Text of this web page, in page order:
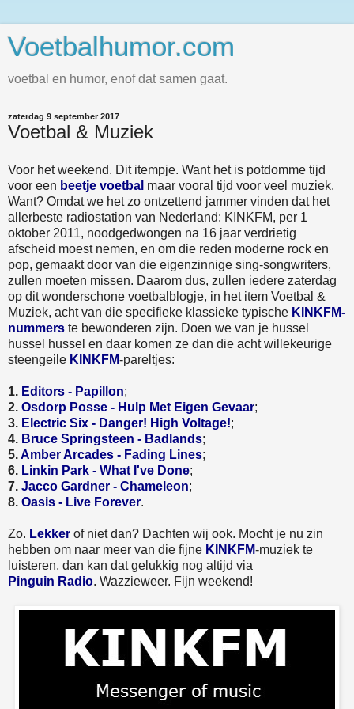
Voetbalhumor.com
voetbal en humor, enof dat samen gaat.
zaterdag 9 september 2017
Voetbal & Muziek
Voor het weekend. Dit itempje. Want het is potdomme tijd
voor een beetje voetbal maar vooral tijd voor veel muziek.
Want? Omdat we het zo ontzettend jammer vinden dat het
allerbeste radiostation van Nederland: KINKFM, per 1
oktober 2011, noodgedwongen na 16 jaar verdrietig
afscheid moest nemen, en om die reden moderne rock en
pop, gemaakt door van die eigenzinnige sing-songwriters,
zullen moeten missen. Daarom dus, zullen iedere zaterdag
op dit wonderschone voetbalblogje, in het item Voetbal &
Muziek, acht van die specifieke klassieke typische KINKFM-
nummers te bewonderen zijn. Doen we van je hussel
hussel hussel en daar komen ze dan die acht willekeurige
steengeile KINKFM-pareltjes:
1. Editors - Papillon;
2. Osdorp Posse - Hulp Met Eigen Gevaar;
3. Electric Six - Danger! High Voltage!;
4. Bruce Springsteen - Badlands;
5.Amber Arcades - Fading Lines;
6. Linkin Park - What I've Done;
7. Jacco Gardner - Chameleon;
8. Oasis - Live Forever.
Zo. Lekker of niet dan? Dachten wij ook. Mocht je nu zin
hebben om naar meer van die fijne KINKFM-muziek te
luisteren, dan kan dat gelukkig nog altijd via
Pinguin Radio. Wazzieweer. Fijn weekend!